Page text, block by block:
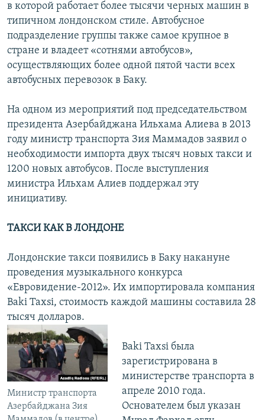
в которой работает более тысячи черных машин в
типичном лондонском стиле. Автобусное
подразделение группы также самое крупное в
стране и владеет «сотнями автобусов»,
осуществляющих более одной пятой части всех
автобусных перевозок в Баку.
На одном из мероприятий под председательством
президента Азербайджана Ильхама Алиева в 2013
году министр транспорта Зия Маммадов заявил о
необходимости импорта двух тысяч новых такси и
1200 новых автобусов. После выступления
министра Ильхам Алиев поддержал эту
инициативу.
ТАКСИ КАК В ЛОНДОНЕ
Лондонские такси появились в Баку накануне
проведения музыкального конкурса
«Евровидение-2012». Их импортировала компания
Baki Taxsi, стоимость каждой машины составила 28
тысяч долларов.
Министр транспорта
Азербайджана Зия
Baki Taxsi была
зарегистрирована в
министерстве транспорта в
апреле 2010 года.
Основателем был указан